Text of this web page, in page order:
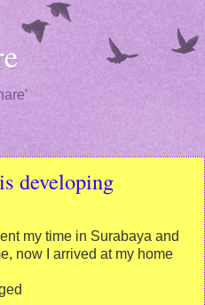
developing
my time in Surabaya and
now I arrived at my home